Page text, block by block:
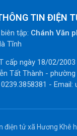
TIN ĐIỆN
tập: Chánh Văn
Tĩnh
cấp ngày 18/02/
Tất Thành -
- Email:
điện tử xã Hương